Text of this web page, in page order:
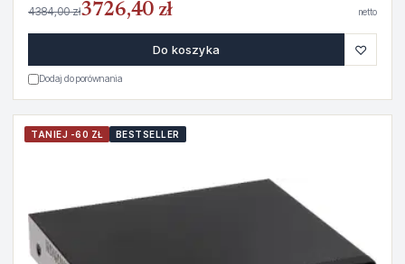
4384,00 zł3726,40 zł netto
Do koszyka ♡
Dodaj do porównania
TANIEJ -60 ZŁ BESTSELLER